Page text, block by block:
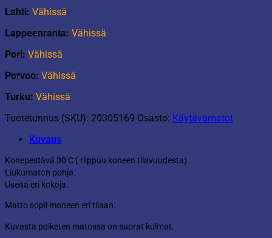
Lahti: Vähissä
Lappeenranta: Vähissä
Pori: Vähissä
Porvoo: Vähissä
Turku: Vähissä
Tuotetunnus (SKU): 20305169 Osasto: Käytävämatot
Kuvaus
Konepestävä 30’C ( riippuu koneen tilavuudesta).
Liukumaton pohja.
Useita eri kokoja.
Matto sopii moneen eri tilaan.
Kuvasta poiketen matossa on suorat kulmat.